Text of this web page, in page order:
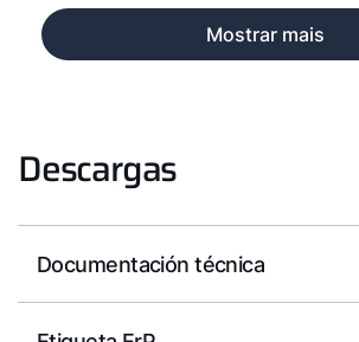
Mostrar mais
Descargas
Documentación técnica